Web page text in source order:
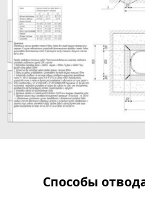
Способы